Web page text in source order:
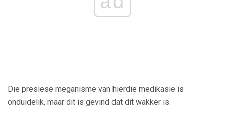
Die presiese meganisme van hierdie medikasie is
onduidelik, maar dit is gevind dat dit wakker is.